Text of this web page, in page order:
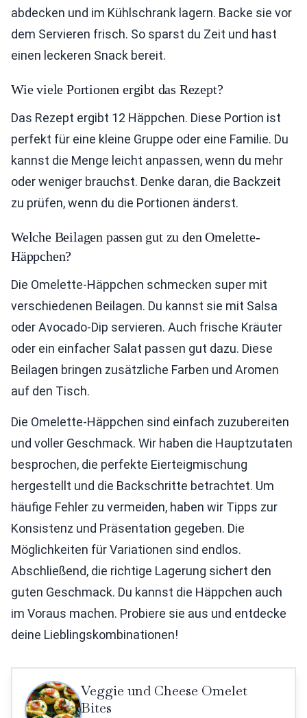
abdecken und im Kühlschrank lagern. Backe sie vor
dem Servieren frisch. So sparst du Zeit und hast
einen leckeren Snack bereit.
Wie viele Portionen ergibt das Rezept?
Das Rezept ergibt 12 Häppchen. Diese Portion ist
perfekt für eine kleine Gruppe oder eine Familie. Du
kannst die Menge leicht anpassen, wenn du mehr
oder weniger brauchst. Denke daran, die Backzeit
zu prüfen, wenn du die Portionen änderst.
Welche Beilagen passen gut zu den Omelette-
Häppchen?
Die Omelette-Häppchen schmecken super mit
verschiedenen Beilagen. Du kannst sie mit Salsa
oder Avocado-Dip servieren. Auch frische Kräuter
oder ein einfacher Salat passen gut dazu. Diese
Beilagen bringen zusätzliche Farben und Aromen
auf den Tisch.
Die Omelette-Häppchen sind einfach zuzubereiten
und voller Geschmack. Wir haben die Hauptzutaten
besprochen, die perfekte Eierteigmischung
hergestellt und die Backschritte betrachtet. Um
häufige Fehler zu vermeiden, haben wir Tipps zur
Konsistenz und Präsentation gegeben. Die
Möglichkeiten für Variationen sind endlos.
Abschließend, die richtige Lagerung sichert den
guten Geschmack. Du kannst die Häppchen auch
im Voraus machen. Probiere sie aus und entdecke
deine Lieblingskombinationen!
Veggie und Cheese Omelet
Bites